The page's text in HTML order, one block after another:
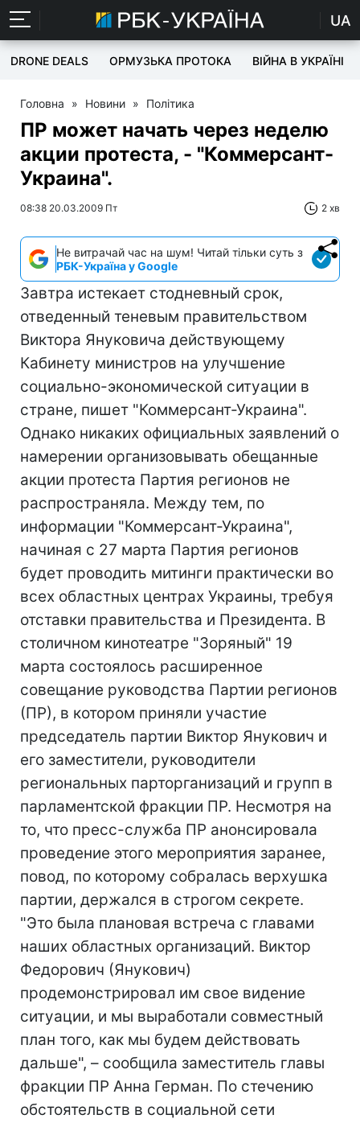
UA
DRONE DEALS ОРМУЗЬКА ПРОТОКА ВІЙНА В УКРАЇНІ
Головна » Новини » Політика
ПР может начать через неделю
акции протеста, - "Коммерсант-
Украина".
08:38 20.03.2009 Пт 2 хв
Не витрачай час на шум! Читай тільки суть з
РБК-Україна у Google
Завтра истекает стодневный срок,
отведенный теневым правительством
Виктора Януковича действующему
Кабинету министров на улучшение
социально-экономической ситуации в
стране, пишет "Коммерсант-Украина".
Однако никаких официальных заявлений о
намерении организовывать обещанные
акции протеста Партия регионов не
распространяла. Между тем, по
информации "Коммерсант-Украина",
начиная с 27 марта Партия регионов
будет проводить митинги практически во
всех областных центрах Украины, требуя
отставки правительства и Президента. В
столичном кинотеатре "Зоряный" 19
марта состоялось расширенное
совещание руководства Партии регионов
(ПР), в котором приняли участие
председатель партии Виктор Янукович и
его заместители, руководители
региональных парторганизаций и групп в
парламентской фракции ПР. Несмотря на
то, что пресс-служба ПР анонсировала
проведение этого мероприятия заранее,
повод, по которому собралась верхушка
партии, держался в строгом секрете.
"Это была плановая встреча с главами
наших областных организаций. Виктор
Федорович (Янукович)
продемонстрировал им свое видение
ситуации, и мы выработали совместный
план того, как мы будем действовать
дальше", – сообщила заместитель главы
фракции ПР Анна Герман. По стечению
обстоятельств в социальной сети